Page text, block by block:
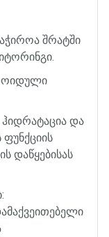
შრატში
.
ჰიდრატაცია და
ფუნქციის
დაწყებისას
: